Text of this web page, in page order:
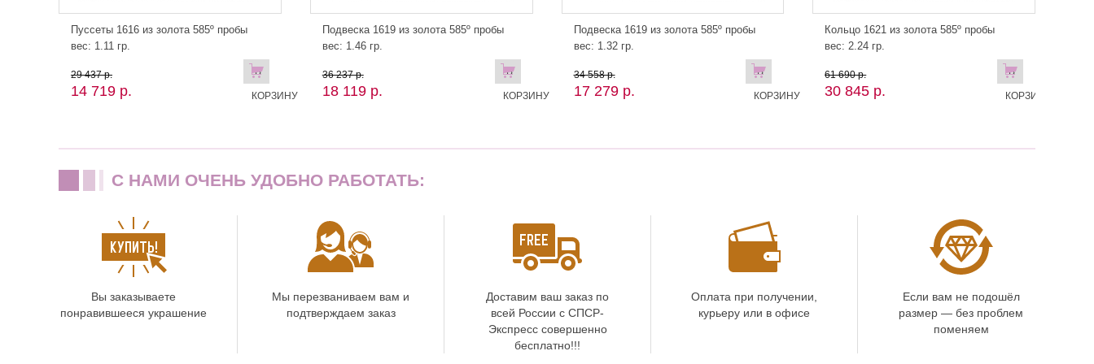
Пуссеты 1616 из золота 585º пробы
вес: 1.11 гр.
29 437 р.
14 719 р.
В
КОРЗИНУ
Подвеска 1619 из золота 585º пробы
вес: 1.46 гр.
36 237 р.
18 119 р.
В
КОРЗИНУ
Подвеска 1619 из золота 585º пробы
вес: 1.32 гр.
34 558 р.
17 279 р.
В
КОРЗИНУ
Кольцо 1621 из золота 585º пробы
вес: 2.24 гр.
61 690 р.
30 845 р.
В
КОРЗИНУ!
C НАМИ ОЧЕНЬ УДОБНО РАБОТАТЬ:
Вы заказываете
понравившееся украшение
Мы перезваниваем вам и
подтверждаем заказ
Доставим ваш заказ по
всей России с СПСР-
Экспресс совершенно
бесплатно!!!
Оплата при получении,
курьеру или в офисе
Если вам не подошёл
размер — без проблем
поменяем